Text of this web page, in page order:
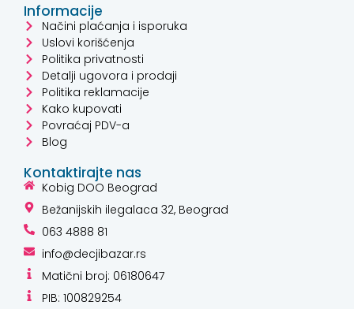
Informacije
Načini plaćanja i isporuka
Uslovi korišćenja
Politika privatnosti
Detalji ugovora i prodaji
Politika reklamacije
Kako kupovati
Povraćaj PDV-a
Blog
Kontaktirajte nas
Kobig DOO Beograd
Bežanijskih ilegalaca 32, Beograd
063 4888 81
info@decjibazar.rs
Matični broj: 06180647
PIB: 100829254